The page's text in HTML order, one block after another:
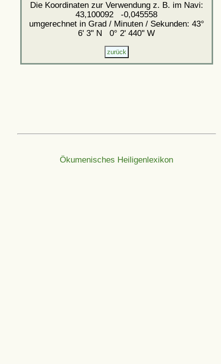
Die Koordinaten zur Verwendung z. B. im Navi:
43,100092 -0,045558
umgerechnet in Grad / Minuten / Sekunden: 43°
6' 3'' N 0° 2' 440'' W
Ökumenisches Heiligenlexikon